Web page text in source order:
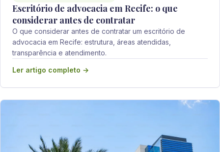
Escritório de advocacia em Recife: o que
considerar antes de contratar
O que considerar antes de contratar um escritório de
advocacia em Recife: estrutura, áreas atendidas,
transparência e atendimento.
Ler artigo completo →